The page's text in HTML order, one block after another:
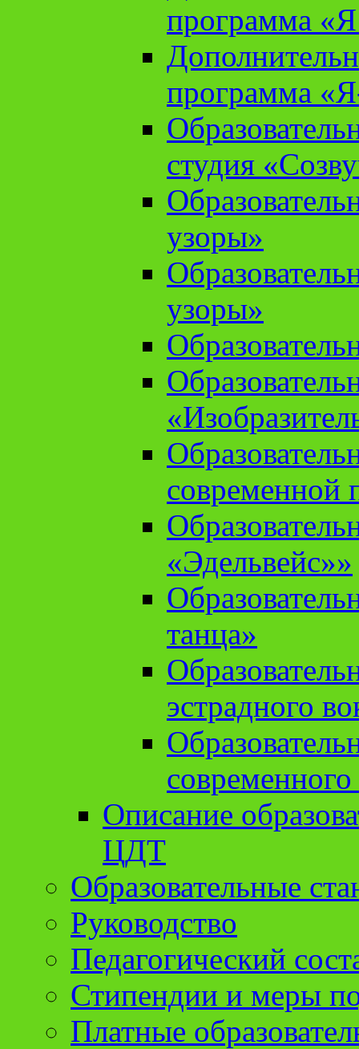
программа «Я
программа
студия
узоры»
узоры»
современной
«Эдельвейс»»
танца»
эстрадного
Описание
ЦДТ
Образовательные
Руководство
Педагогический
Стипендии и меры
Платные